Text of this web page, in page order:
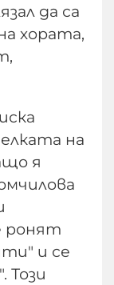
да са
хората,
на
я
ронят
и се
Този